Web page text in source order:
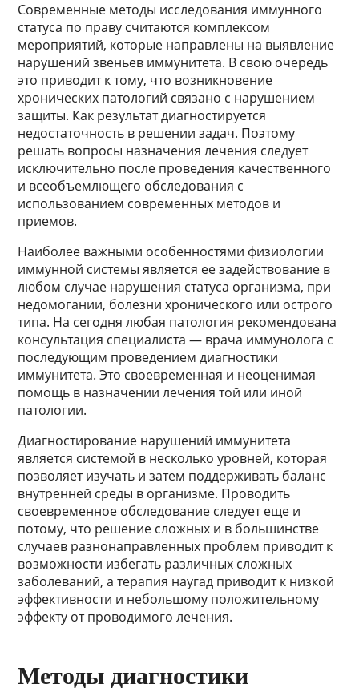
Современные методы исследования иммунного
статуса по праву считаются комплексом
мероприятий, которые направлены на выявление
нарушений звеньев иммунитета. В свою очередь
это приводит к тому, что возникновение
хронических патологий связано с нарушением
защиты. Как результат диагностируется
недостаточность в решении задач. Поэтому
решать вопросы назначения лечения следует
исключительно после проведения качественного
и всеобъемлющего обследования с
использованием современных методов и
приемов.
Наиболее важными особенностями физиологии
иммунной системы является ее задействование в
любом случае нарушения статуса организма, при
недомогании, болезни хронического или острого
типа. На сегодня любая патология рекомендована
консультация специалиста — врача иммунолога с
последующим проведением диагностики
иммунитета. Это своевременная и неоценимая
помощь в назначении лечения той или иной
патологии.
Диагностирование нарушений иммунитета
является системой в несколько уровней, которая
позволяет изучать и затем поддерживать баланс
внутренней среды в организме. Проводить
своевременное обследование следует еще и
потому, что решение сложных и в большинстве
случаев разнонаправленных проблем приводит к
возможности избегать различных сложных
заболеваний, а терапия наугад приводит к низкой
эффективности и небольшому положительному
эффекту от проводимого лечения.
Методы диагностики